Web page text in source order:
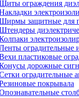
ограждения
защитные для
оградительные
пластиковые
дорожные
оградительные
покрывала